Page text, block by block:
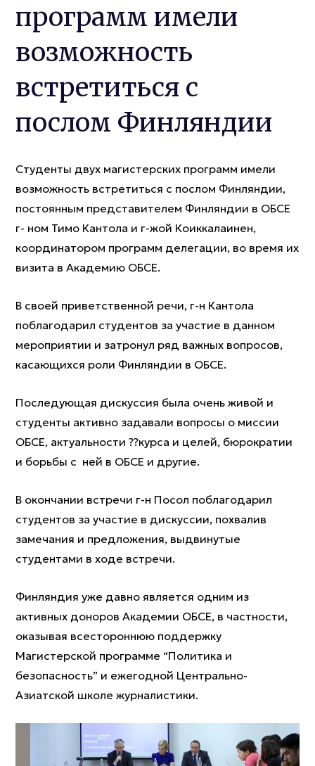
программ имели
возможность
встретиться с
послом Финляндии
Студенты двух магистерских программ имели
возможность встретиться с послом Финляндии,
постоянным представителем Финляндии в ОБСЕ
г- ном Тимо Кантола и г-жой Коиккалаинен,
координатором программ делегации, во время их
визита в Академию ОБСЕ.
В своей приветственной речи, г-н Кантола
поблагодарил студентов за участие в данном
мероприятии и затронул ряд важных вопросов,
касающихся роли Финляндии в ОБСЕ.
Последующая дискуссия была очень живой и
студенты активно задавали вопросы о миссии
ОБСЕ, актуальности ??курса и целей, бюрократии
и борьбы с ней в ОБСЕ и другие.
В окончании встречи г-н Посол поблагодарил
студентов за участие в дискуссии, похвалив
замечания и предложения, выдвинутые
студентами в ходе встречи.
Финляндия уже давно является одним из
активных доноров Академии ОБСЕ, в частности,
оказывая всестороннюю поддержку
Магистерской программе “Политика и
безопасность” и ежегодной Центрально-
Азиатской школе журналистики.